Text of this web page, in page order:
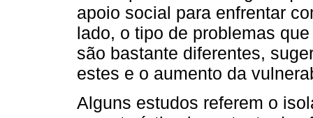
apoio social para enfrentar
lado, o tipo de problemas
são bastante diferentes,
estes e o aumento da
Alguns estudos referem o